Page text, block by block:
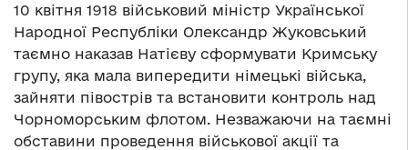
10 квітня 1918 військовий міністр Української
Народної Республіки Олександр Жуковський
таємно наказав Натієву сформувати Кримську
групу, яка мала випередити німецькі війська,
зайняти півострів та встановити контроль над
Чорноморським флотом. Незважаючи на таємні
обставини проведення військової акції та